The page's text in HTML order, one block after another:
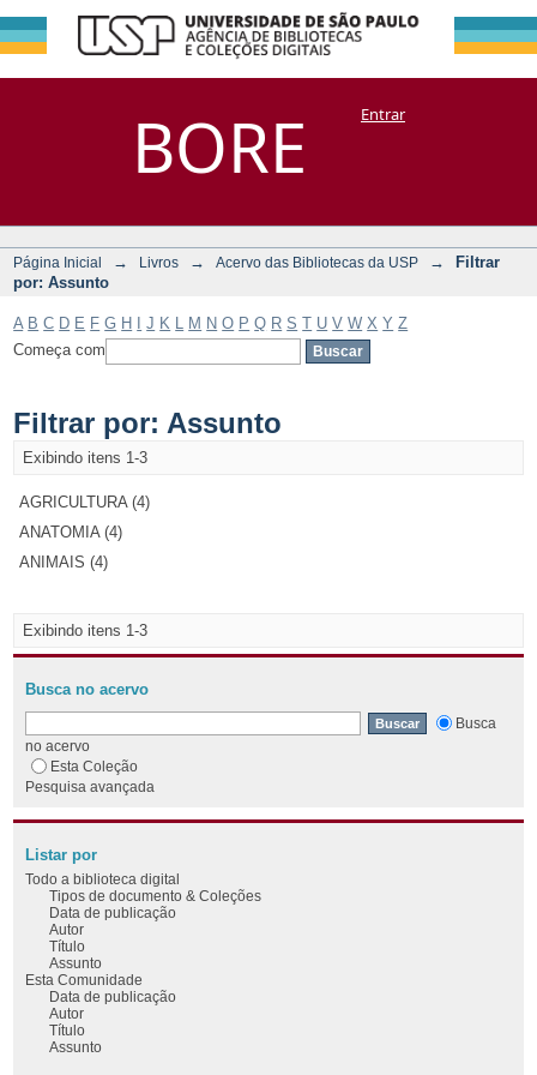
BORE
Filtrar por:
Assunto
DSpace/Manakin + CoriscoEntrar
Página Inicial → Livros → Acervo das Bibliotecas da USP →
Filtrar
por: Assunto
A B C D E F G H J K M N O P Q R S T U V W X Y Z
Começa com
Filtrar por: Assunto
Exibindo itens 1-3
AGRICULTURA (4)
ANATOMIA (4)
ANIMAIS (4)
Exibindo itens 1-3
Busca no acervo
Busca
no acervo
Esta Coleção
Pesquisa avançada
Listar por
Todo a biblioteca digital
Tipos de documento & Coleções
Data de publicação
Autor
Título
Assunto
Esta Comunidade
Data de publicação
Autor
Título
Assunto